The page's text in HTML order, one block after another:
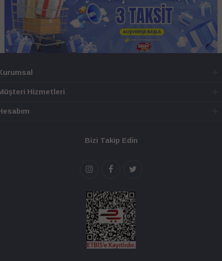
Hizmetleri
Bizi Takip Edin